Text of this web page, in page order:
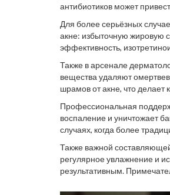
антибиотиков может
Для более серьёзных
акне: избыточную жировую
эффективность,
большой осторожностью."
Также в арсенале
вещества удаляют
шрамов от акне, что делает
Профессиональная
воспаление и уничтожает
случаях, когда более
достигать видимых
Также важной
регулярное увлажнение и
результативным.